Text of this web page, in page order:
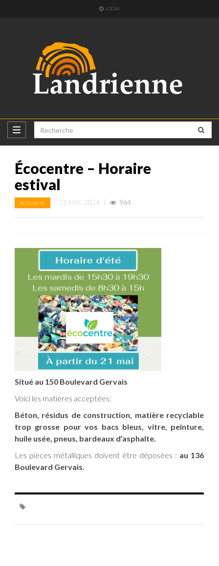
LOGIN
Écocentre – Horaire
estival
ACTUALITÉ | 21 MAI, 2024 | 964
Situé au 150 Boulevard Gervais
Voici les matières acceptées:
Béton, résidus de construction, matière recyclable
trop grosse pour vos bacs bleus, vitre, peinture,
huile usée, pneus, bardeaux d’asphalte.
Les pièces métalliques doivent être déposées : au 136
Boulevard Gervais.